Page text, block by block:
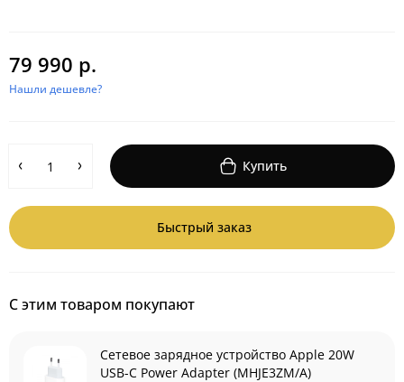
79 990 р.
Нашли дешевле?
Купить
Быстрый заказ
С этим товаром покупают
Сетевое зарядное устройство Apple 20W
USB-C Power Adapter (MHJE3ZM/A)